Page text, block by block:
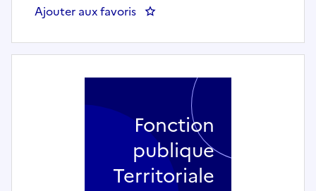
Ajouter aux favoris : Responsable du numérique
Fonction
publique
Territoriale